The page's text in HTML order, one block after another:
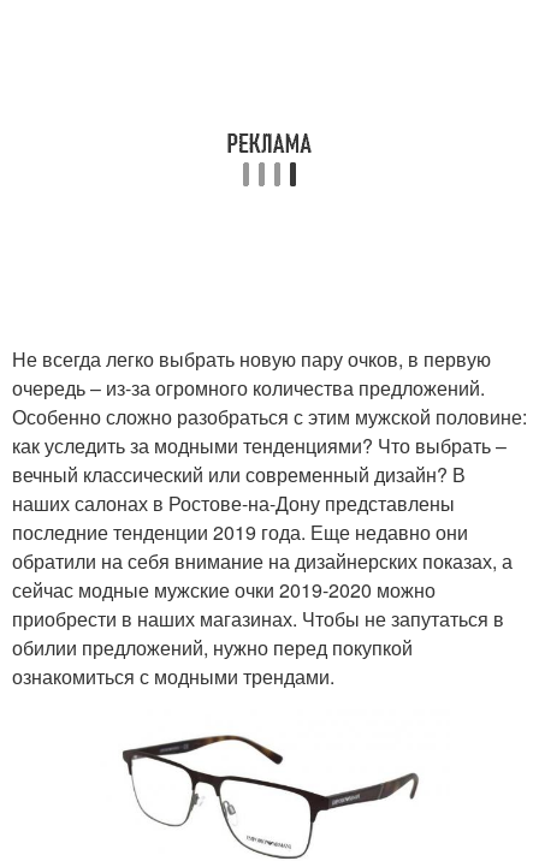
Не всегда легко выбрать новую пару очков, в первую
очередь – из-за огромного количества предложений.
Особенно сложно разобраться с этим мужской половине:
как уследить за модными тенденциями? Что выбрать –
вечный классический или современный дизайн? В
наших салонах в Ростове-на-Дону представлены
последние тенденции 2019 года. Еще недавно они
обратили на себя внимание на дизайнерских показах, а
сейчас модные мужские очки 2019-2020 можно
приобрести в наших магазинах. Чтобы не запутаться в
обилии предложений, нужно перед покупкой
ознакомиться с модными трендами.